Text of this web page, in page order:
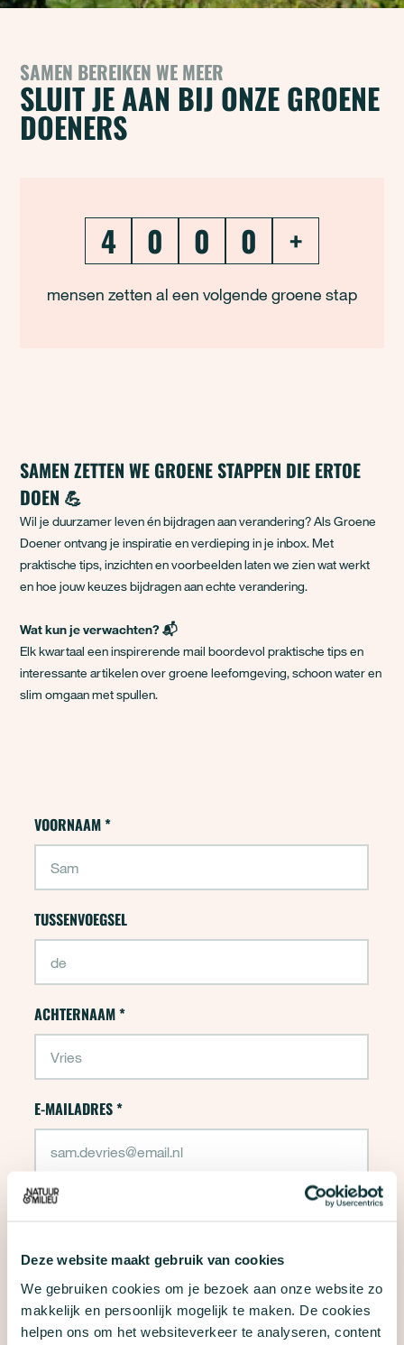
Deze website maakt gebruik van cookies
We gebruiken cookies om je bezoek aan onze website zo
makkelijk en persoonlijk mogelijk te maken. De cookies
helpen ons om het websiteverkeer te analyseren, content
SAMEN BEREIKEN WE MEER
SLUIT JE AAN BIJ ONZE GROENE
DOENERS
4 0 0 0 +
mensen zetten al een volgende groene stap
SAMEN ZETTEN WE GROENE STAPPEN DIE ERTOE
DOEN 💪
Wil je duurzamer leven én bijdragen aan verandering? Als Groene
Doener ontvang je inspiratie en verdieping in je inbox. Met
praktische tips, inzichten en voorbeelden laten we zien wat werkt
en hoe jouw keuzes bijdragen aan echte verandering.
Wat kun je verwachten? 📬
Elk kwartaal een inspirerende mail boordevol praktische tips en
interessante artikelen over groene leefomgeving, schoon water en
slim omgaan met spullen.
Campagne - Groene Doeners 2.0
" geeft vereiste velden aan
VOORNAAM*
TUSSENVOEGSEL
ACHTERNAAM*
E-MAILADRES*
TELEFOONNUMMER
Als je je telefoonnummer invult kan Natuur & Milieu je bellen
met informatie over ons werk en vragen om donateur te
worden. Je kunt je altijd afmelden.